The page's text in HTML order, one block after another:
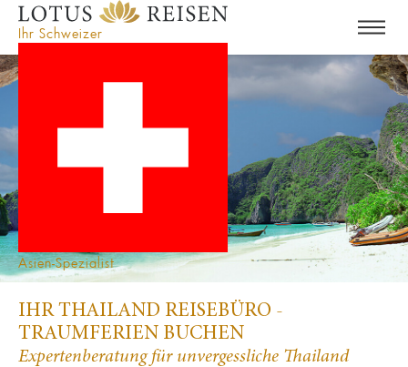
Ihr Schweizer
Asien-Spezialist
IHR THAILAND REISEBÜRO -
TRAUMFERIEN BUCHEN
Expertenberatung für unvergessliche Thailand